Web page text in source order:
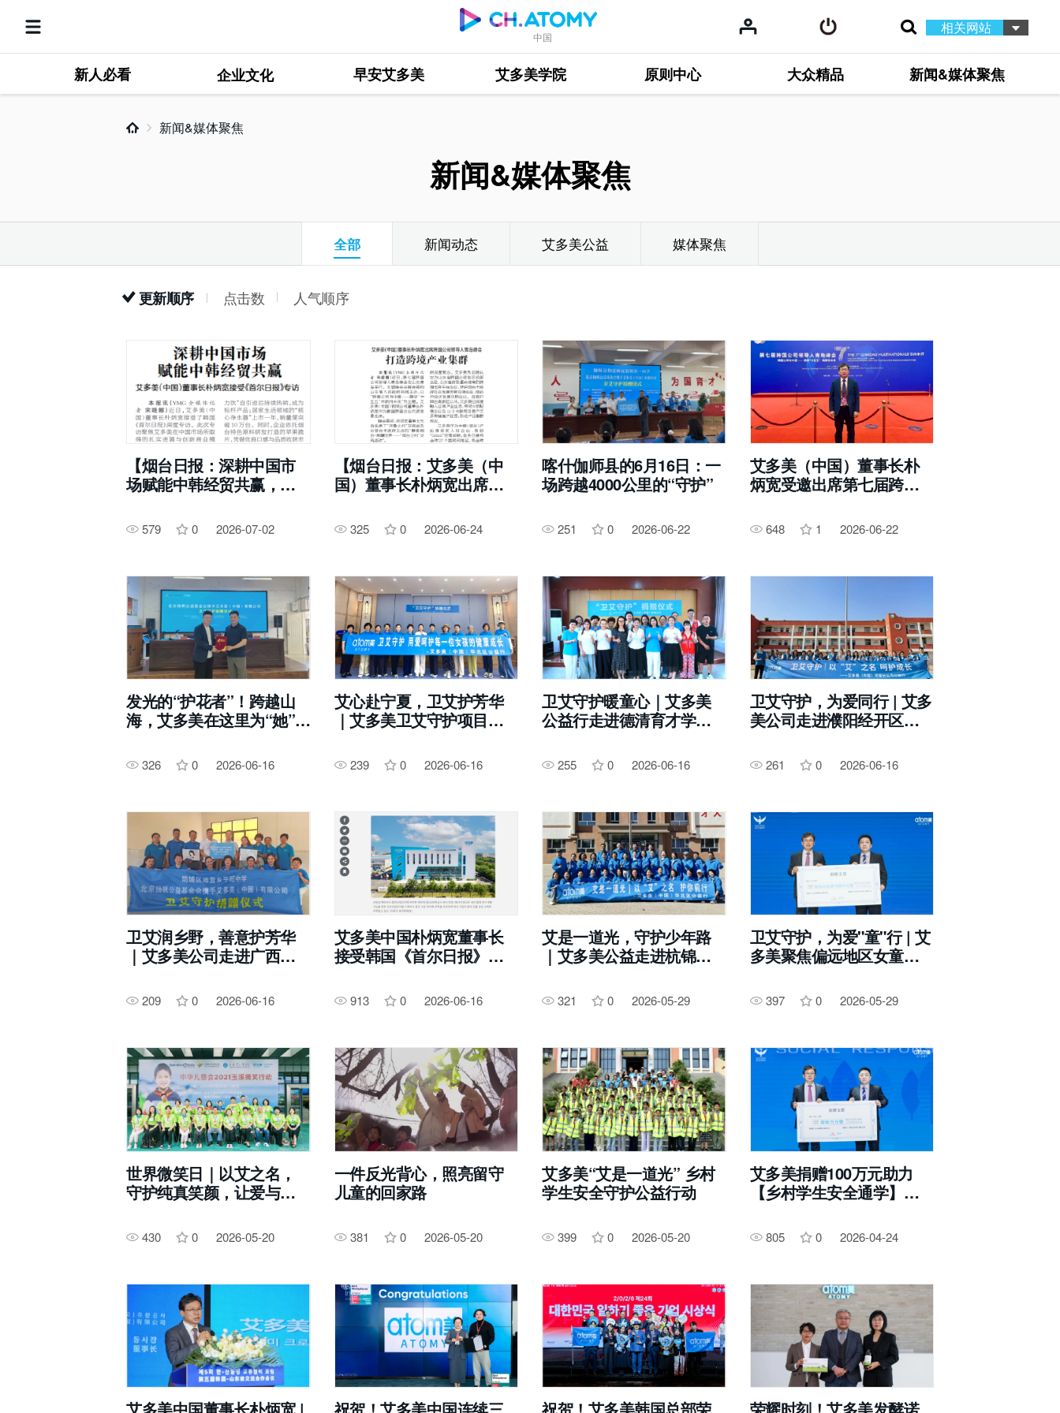
中国
相关网站
新人必看 企业文化 早安艾多美 艾多美学院 原则中心 大众精品 新闻&媒体聚焦
新闻&媒体聚焦
新闻&媒体聚焦
全部 新闻动态 艾多美公益 媒体聚焦
更新顺序 点击数 人气顺序
【烟台日报：深耕中国市
场赋能中韩经贸共赢，艾
受《首尔日报》专访】
579 0 2026-07-02
【烟台日报：艾多美（中
国）董事长朴炳宽出席跨
打造跨境产业集群】
325 0 2026-06-24
喀什伽师县的6月16日：一
场跨越4000公里的“守护”
251 0 2026-06-22
艾多美（中国）董事长朴
炳宽受邀出席第七届跨国
648 1 2026-06-22
发光的“护花者”！跨越山
海，艾多美在这里为“她”撑
326 0 2026-06-16
艾心赴宁夏，卫艾护芳华
｜艾多美卫艾守护项目走
239 0 2026-06-16
卫艾守护暖童心｜艾多美
公益行走进德清育才学
255 0 2026-06-16
卫艾守护，为爱同行 | 艾多
美公司走进濮阳经开区二
261 0 2026-06-16
卫艾润乡野，善意护芳华
｜艾多美公司走进广西防
中学 ，守护乡村女童成长
209 0 2026-06-16
艾多美中国朴炳宽董事长
接受韩国《首尔日报》深
得权威认可
913 0 2026-06-16
艾是一道光，守护少年路
｜艾多美公益走进杭锦旗
321 0 2026-05-29
卫艾守护，为爱"童"行 | 艾
多美聚焦偏远地区女童健
397 0 2026-05-29
世界微笑日｜以艾之名，
守护纯真笑颜，让爱与微
430 0 2026-05-20
一件反光背心，照亮留守
儿童的回家路
381 0 2026-05-20
艾多美“艾是一道光” 乡村
学生安全守护公益行动
399 0 2026-05-20
艾多美捐赠100万元助力
【乡村学生安全通学】，
805 0 2026-04-24